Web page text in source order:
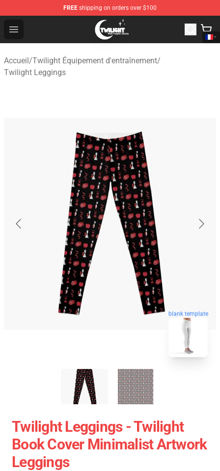
FREE shipping on orders over $100
Open menu
Twilight Store - Official Twilight Merchandise Shop
Accueil/Twilight Équipement d'entraînement/
Twilight Leggings
blank template
Twilight Leggings - Twilight
Book Cover Minimalist Artwork
Leggings